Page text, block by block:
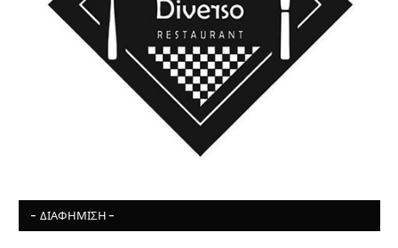
- ΔΙΑΦΉΜΙΣΗ -